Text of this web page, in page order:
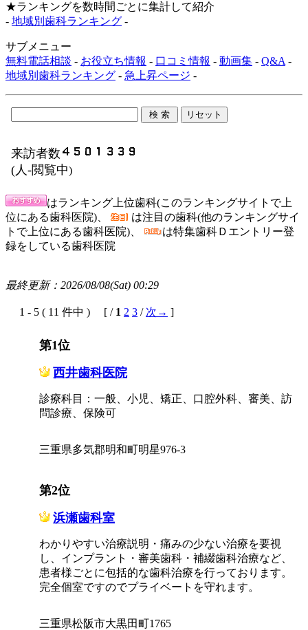
★ランキングを数時間ごとに集計して紹介
- 地域別歯科ランキング -
サブメニュー
無料電話相談 - お役立ち情報 - 口コミ情報 - 動画集 - Q&A -
地域別歯科ランキング - 急上昇ページ -
来訪者数
(人-閲覧中)
はランキング上位歯科(このランキングサイトで上
位にある歯科医院)、
は注目の歯科(他のランキングサイ
トで上位にある歯科医院)、
は特集歯科Ｄエントリー登
録をしている歯科医院
最終更新：2026/08/08(Sat) 00:29
1 - 5 ( 11 件中 ) [ / 1 2 3 / 次→ ]
第1位
西井歯科医院
診療科目：一般、小児、矯正、口腔外科、審美、訪
問診療、保険可
三重県多気郡明和町明星976-3
第2位
浜瀬歯科室
わかりやすい治療説明・痛みの少ない治療を要視
し、インプラント・審美歯科・補綴歯科治療など、
患者様ごとに包括的な歯科治療を行っております。
完全個室ですのでプライベートを守れます。
三重県松阪市大黒田町1765